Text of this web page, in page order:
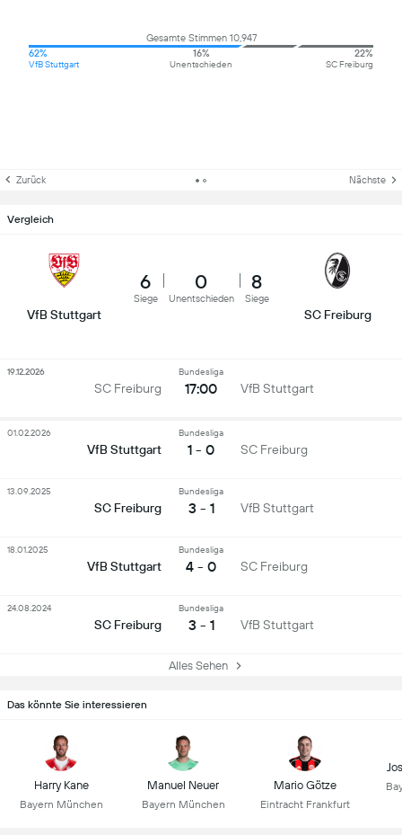
Gesamte Stimmen 10,947
62%
VfB Stuttgart
16%
Unentschieden
22%
SC Freiburg
Zurück Nächste
Vergleich
VfB Stuttgart
6
Siege
0
Unentschieden
8
Siege
SC Freiburg
SC Freiburg
Bundesliga
17:00 VfB Stuttgart
19.12.2026
VfB Stuttgart
Bundesliga
1 - 0 SC Freiburg
01.02.2026
SC Freiburg
Bundesliga
3 - 1 VfB Stuttgart
13.09.2025
VfB Stuttgart
Bundesliga
4 - 0 SC Freiburg
18.01.2025
SC Freiburg
Bundesliga
3 - 1 VfB Stuttgart
24.08.2024
Alles Sehen
Das könnte Sie interessieren
Harry Kane
Bayern München
Manuel Neuer
Bayern München
Mario Götze
Eintracht Frankfurt